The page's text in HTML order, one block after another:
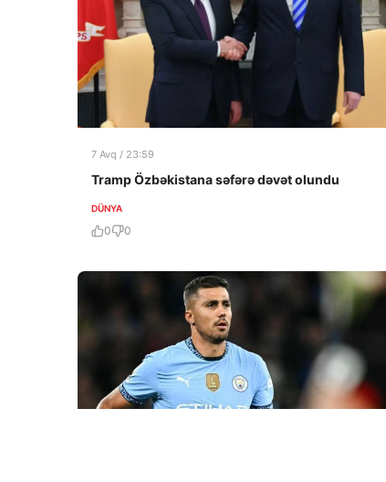
7 Avq / 23:59
Tramp Özbəkistana səfərə dəvət olundu
DÜNYA
0 0